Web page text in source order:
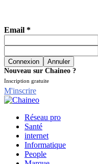
Email *
Nouveau sur Chaineo ?
Inscription gratuite
M'inscrire
Réseau pro
Santé
internet
Informatique
People